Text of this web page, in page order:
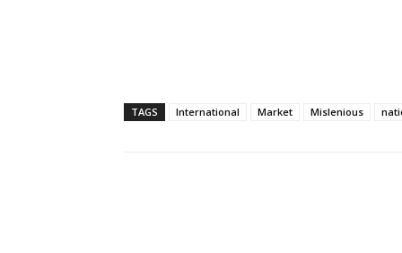
TAGS International Market Mislenious